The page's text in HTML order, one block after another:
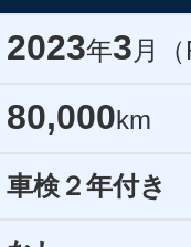
2023年3 月
80,000km
車検２年付き